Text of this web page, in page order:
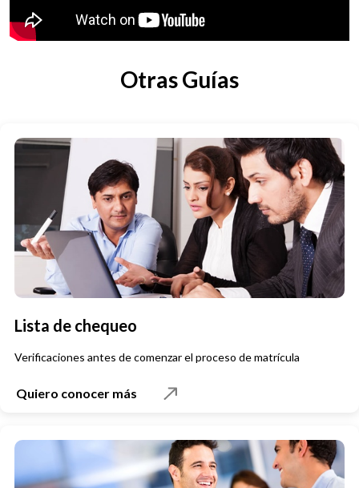
Otras Guías
Lista de chequeo
Verificaciones antes de comenzar el proceso de matrícula
Quiero conocer más